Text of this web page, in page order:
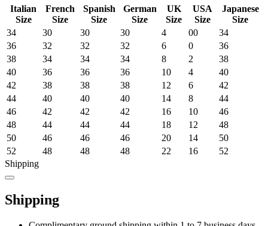
Italian
Size
French
Size
Spanish
Size
German
Size
UK
Size
USA
Size
Japanese
Size
34
30 30 30 4 00
34
36
32 32 32 6 0
36
38
34 34 34 8 2
38
40
36 36 36 10 4
40
42
38 38 38 12 6
42
44
40 40 40 14 8
44
46
42 42 42 16 10
46
48
44 44 44 18 12
48
50
46 46 46 20 14
50
52
48 48 48 22 16
52
Shipping
Shipping